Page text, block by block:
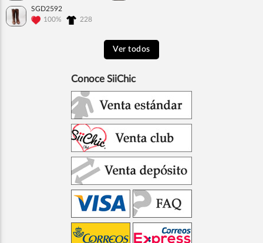
SGD2592
100%
228
Ver todos
Conoce SiiChic